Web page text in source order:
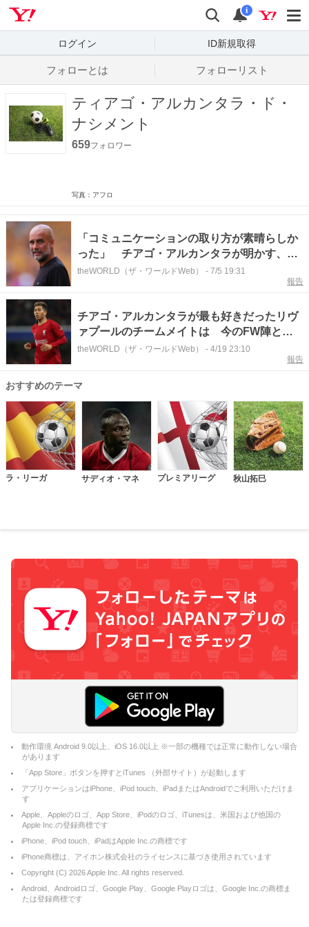
検索
通知
i
ログイン ID新規取得
フォローとは フォローリスト
ティアゴ・アルカンタラ・ド・
ナシメント
659フォロワー
写真：アフロ
「コミュニケーションの取り方が素晴らしか
った」 チアゴ・アルカンタラが明かす、ペ
ップとクロップの違いとは
theWORLD（ザ・ワールドWeb） - 7/5 19:31
報告
チアゴ・アルカンタラが最も好きだったリヴ
ァプールのチームメイトは 今のFW陣とは
異なる“偽9番”の名手
theWORLD（ザ・ワールドWeb） - 4/19 23:10
報告
おすすめのテーマ
ラ・リーガ サディオ・マネ プレミアリーグ 秋山拓巳
動作環境 Android 9.0以上、iOS 16.0以上 ※一部の機種では正常に動作しない場合
があります
「App Store」ボタンを押すとiTunes （外部サイト）が起動します
アプリケーションはiPhone、iPod touch、iPadまたはAndroidでご利用いただけま
す
Apple、Appleのロゴ、App Store、iPodのロゴ、iTunesは、米国および他国の
Apple Inc.の登録商標です
iPhone、iPod touch、iPadはApple Inc.の商標です
iPhone商標は、アイホン株式会社のライセンスに基づき使用されています
Copyright (C) 2026Apple Inc. All rights reserved.
Android、Androidロゴ、Google Play、Google Playロゴは、Google Inc.の商標ま
たは登録商標です